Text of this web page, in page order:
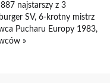
najstarszy z 3
SV, 6-krotny mistrz
Pucharu Europy 1983,
»